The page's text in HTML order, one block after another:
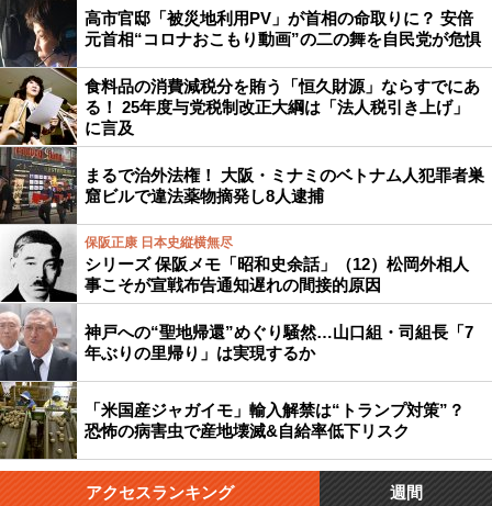
高市官邸「被災地利用PV」が首相の命取りに？ 安倍
元首相“コロナおこもり動画”の二の舞を自民党が危惧
食料品の消費減税分を賄う「恒久財源」ならすでにあ
る！ 25年度与党税制改正大綱は「法人税引き上げ」
に言及
まるで治外法権！ 大阪・ミナミのベトナム人犯罪者巣
窟ビルで違法薬物摘発し8人逮捕
保阪正康 日本史縦横無尽
シリーズ 保阪メモ「昭和史余話」（12）松岡外相人
事こそが宣戦布告通知遅れの間接的原因
神戸への“聖地帰還”めぐり騒然…山口組・司組長「7
年ぶりの里帰り」は実現するか
「米国産ジャガイモ」輸入解禁は“トランプ対策”？
恐怖の病害虫で産地壊滅&自給率低下リスク
アクセスランキング 週間